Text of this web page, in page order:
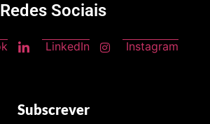
Redes Sociais
LinkedIn Instagram
Subscrever